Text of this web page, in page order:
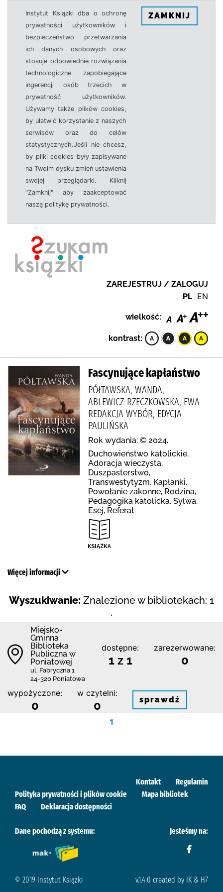
Instytut Książki dba o ochronę
prywatności użytkowników i
bezpieczeństwo przetwarzania
ich danych osobowych oraz
stosuje odpowiednie rozwiązania
technologiczne zapobiegające
ingerencji osób trzecich w
prywatność użytkowników.
Używamy także plików cookies,
by ułatwić korzystanie z naszych
serwisów oraz do celów
statystycznych.Jeśli nie chcesz,
by pliki cookies były zapisywane
na Twoim dysku zmień ustawienia
swojej przeglądarki. Kliknij
"Zamknij" aby zaakceptować
naszą politykę prywatności.
ZAMKNIJ
ZAREJESTRUJ / ZALOGUJ
PL EN
wielkość:
kontrast:
Fascynujące kapłaństwo
PÓŁTAWSKA, WANDA,
ABLEWICZ-RZECZKOWSKA, EWA
REDAKCJA WYBÓR, EDYCJA
PAULIŃSKA
Rok wydania: © 2024.
Duchowieństwo katolickie,
Adoracja wieczysta,
Duszpasterstwo,
Transwestytyzm, Kapłanki,
Powołanie zakonne, Rodzina,
Pedagogika katolicka, Sylwa,
Esej, Referat
Więcej informacji
Wyszukiwanie: Znalezione w bibliotekach: 1
.
Miejsko-
Gminna
Biblioteka
Publiczna w
Poniatowej
ul. Fabryczna 1
24-320 Poniatowa
dostępne:
1 z 1
zarezerwowane:
0
wypożyczone:
0
w czytelni:
0 sprawdź
1
Kontakt
Regulamin
Polityka prywatności i plików cookie
Mapa bibliotek
FAQ
Deklaracja dostępności
Dane pochodzą z systemu: Jesteśmy na:
© 2019 Instytut Książki v.1.4.0 created by IK & H7